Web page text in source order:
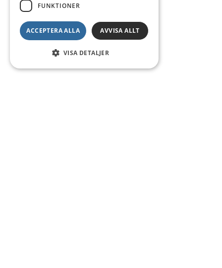
FUNKTIONER
ACCEPTERA ALLA AVVISA ALLT
VISA DETALJER